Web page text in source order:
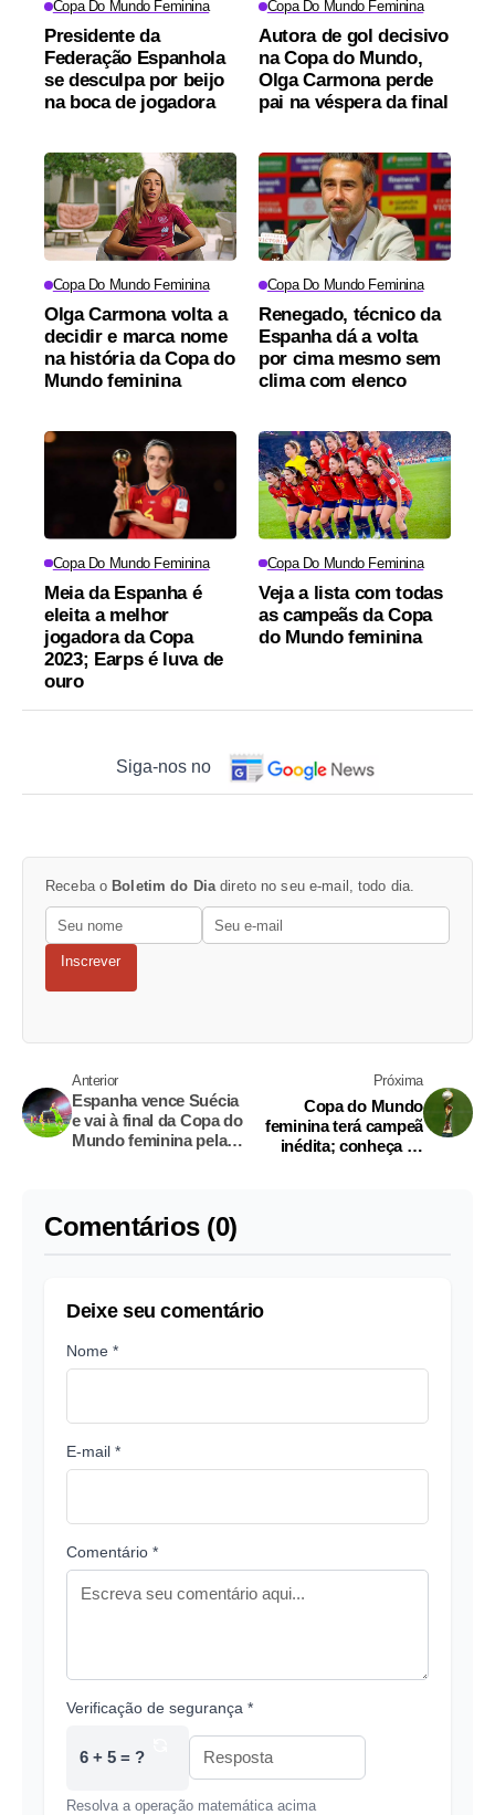
Copa Do Mundo Feminina
Presidente da
Federação Espanhola
se desculpa por beijo
na boca de jogadora
Copa Do Mundo Feminina
Autora de gol decisivo
na Copa do Mundo,
Olga Carmona perde
pai na véspera da final
Copa Do Mundo Feminina
Olga Carmona volta a
decidir e marca nome
na história da Copa do
Mundo feminina
Copa Do Mundo Feminina
Renegado, técnico da
Espanha dá a volta
por cima mesmo sem
clima com elenco
Copa Do Mundo Feminina
Meia da Espanha é
eleita a melhor
jogadora da Copa
2023; Earps é luva de
ouro
Copa Do Mundo Feminina
Veja a lista com todas
as campeãs da Copa
do Mundo feminina
Siga-nos no
Receba o Boletim do Dia direto no seu e-mail, todo dia.
Inscrever
Anterior
Espanha vence Suécia
e vai à final da Copa do
Mundo feminina pela
Próxima
Copa do Mundo
feminina terá campeã
inédita; conheça as
Comentários (0)
Deixe seu comentário
Nome *
E-mail *
Comentário *
Verificação de segurança *
6 + 5 = ?
Resolva a operação matemática acima